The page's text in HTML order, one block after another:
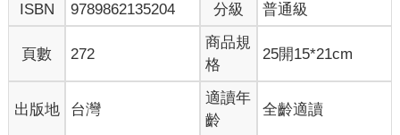
ISBN
9789862135204 分級 普通級
頁數 272
商品規
格
25開15*21cm
出版地 台灣
適讀年
齡
全齡適讀